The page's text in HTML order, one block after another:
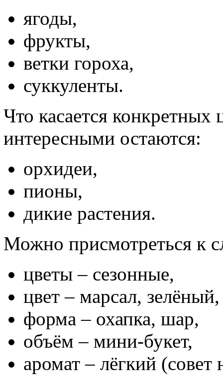
ягоды,
фрукты,
ветки гороха,
суккуленты.
Что касается конкретных
интересными остаются:
орхидеи,
пионы,
дикие растения.
Можно присмотреться к
цветы – сезонные,
цвет – марсал, зелёный,
форма – охапка, шар,
объём – мини-букет,
аромат – лёгкий (совет